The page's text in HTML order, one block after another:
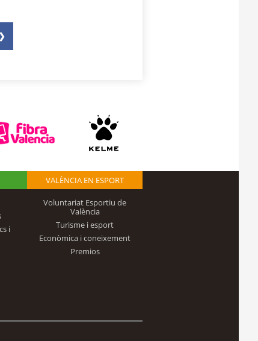
i
VALÈNCIA EN ESPORT
Voluntariat Esportiu de
València
Turisme i esport
Econòmica i coneixement
Premios